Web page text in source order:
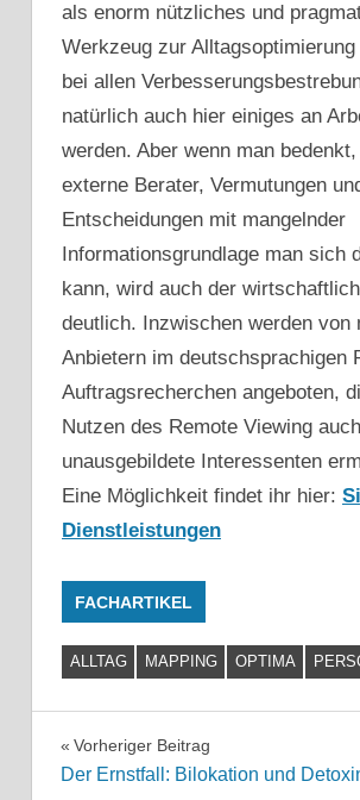
als enorm nützliches und
Werkzeug zur
bei allen
natürlich auch hier einiges an
werden. Aber wenn man
externe Berater, Vermutungen
Entscheidungen mit mangelnder
Informationsgrundlage man sich
kann, wird auch der
deutlich. Inzwischen werden von
Anbietern im deutschsprachigen
Auftragsrecherchen angeboten,
Nutzen des Remote Viewing
unausgebildete Interessenten
Eine Möglichkeit findet ihr hier:
Dienstleistungen
FACHARTIKEL
ALLTAG MAPPING OPTIMA
Beitragsnavigation
Vorheriger Beitrag
Der Ernstfall: Bilokation und